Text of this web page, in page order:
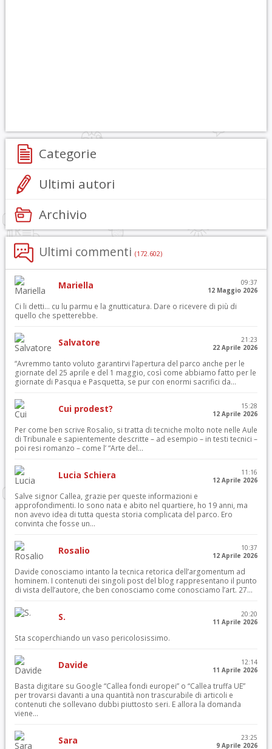
Categorie
Ultimi autori
Archivio
Ultimi commenti (172.602)
Mariella
09:37
12 Maggio 2026
Ci li detti… cu lu parmu e la gnutticatura. Dare o ricevere di più di
quello che spetterebbe.
Salvatore
21:23
22 Aprile 2026
“Avremmo tanto voluto garantirvi l’apertura del parco anche per le
giornate del 25 aprile e del 1 maggio, così come abbiamo fatto per le
giornate di Pasqua e Pasquetta, se pur con enormi sacrifici da...
Cui prodest?
15:28
12 Aprile 2026
Per come ben scrive Rosalio, si tratta di tecniche molto note nelle Aule
di Tribunale e sapientemente descritte – ad esempio – in testi tecnici –
poi resi romanzo – come l’ “Arte del...
Lucia Schiera
11:16
12 Aprile 2026
Salve signor Callea, grazie per queste informazioni e
approfondimenti. Io sono nata e abito nel quartiere, ho 19 anni, ma
non avevo idea di tutta questa storia complicata del parco. Ero
convinta che fosse un...
Rosalio
10:37
12 Aprile 2026
Davide conosciamo intanto la tecnica retorica dell’argomentum ad
hominem. I contenuti dei singoli post del blog rappresentano il punto
di vista dell’autore, che ben conosciamo come conosciamo l’art. 27...
S.
20:20
11 Aprile 2026
Sta scoperchiando un vaso pericolosissimo.
Davide
12:14
11 Aprile 2026
Basta digitare su Google “Callea fondi europei” o “Callea truffa UE”
per trovarsi davanti a una quantità non trascurabile di articoli e
contenuti che sollevano dubbi piuttosto seri. E allora la domanda
viene...
Sara
23:25
9 Aprile 2026